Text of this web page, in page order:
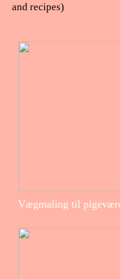
and recipes)
Vægmaling til